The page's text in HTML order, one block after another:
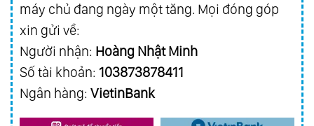
94. Magic Of Richard Vol.1 - Grandes
Favoritos
95.Magic Of Richard Vol.2 - Melodias
Inolvidables
96. Magic Of Richard Vol.3 - Romance Y
máy chủ đang ngày một tăng. Mọi đóng góp
xin gửi về:
Người nhận: Hoàng Nhật Minh
Số tài khoản: 103873878411
Ngân hàng: VietinBank